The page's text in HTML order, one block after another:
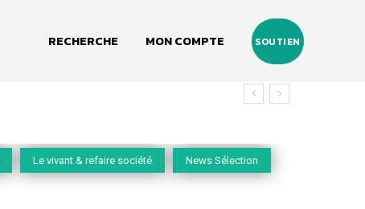
RECHERCHE MON COMPTE SOUTIEN
Le vivant & refaire société News Sélection